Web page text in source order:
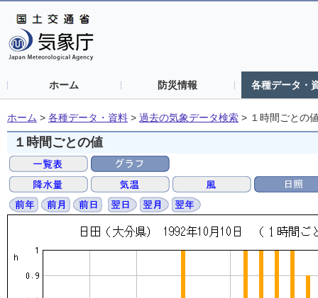
ホーム 防災情報 各種データ・
ホーム > 各種データ・資料 > 過去の気象データ検索 > １時間ごとの
１時間ごとの値